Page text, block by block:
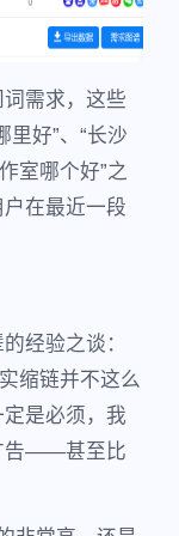
需求，这些
好”、“长沙
室哪个好”之
在最近一段
经验之谈：
缩链并不这么
是必须，我
告——甚至比